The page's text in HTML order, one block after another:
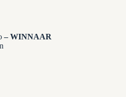
– WINNAAR